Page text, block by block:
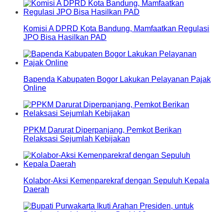
Komisi A DPRD Kota Bandung, Mamfaatkan Regulasi
JPO Bisa Hasilkan PAD
Bapenda Kabupaten Bogor Lakukan Pelayanan Pajak
Online
PPKM Darurat Diperpanjang, Pemkot Berikan
Relaksasi Sejumlah Kebijakan
Kolabor-Aksi Kemenparekraf dengan Sepuluh Kepala
Daerah